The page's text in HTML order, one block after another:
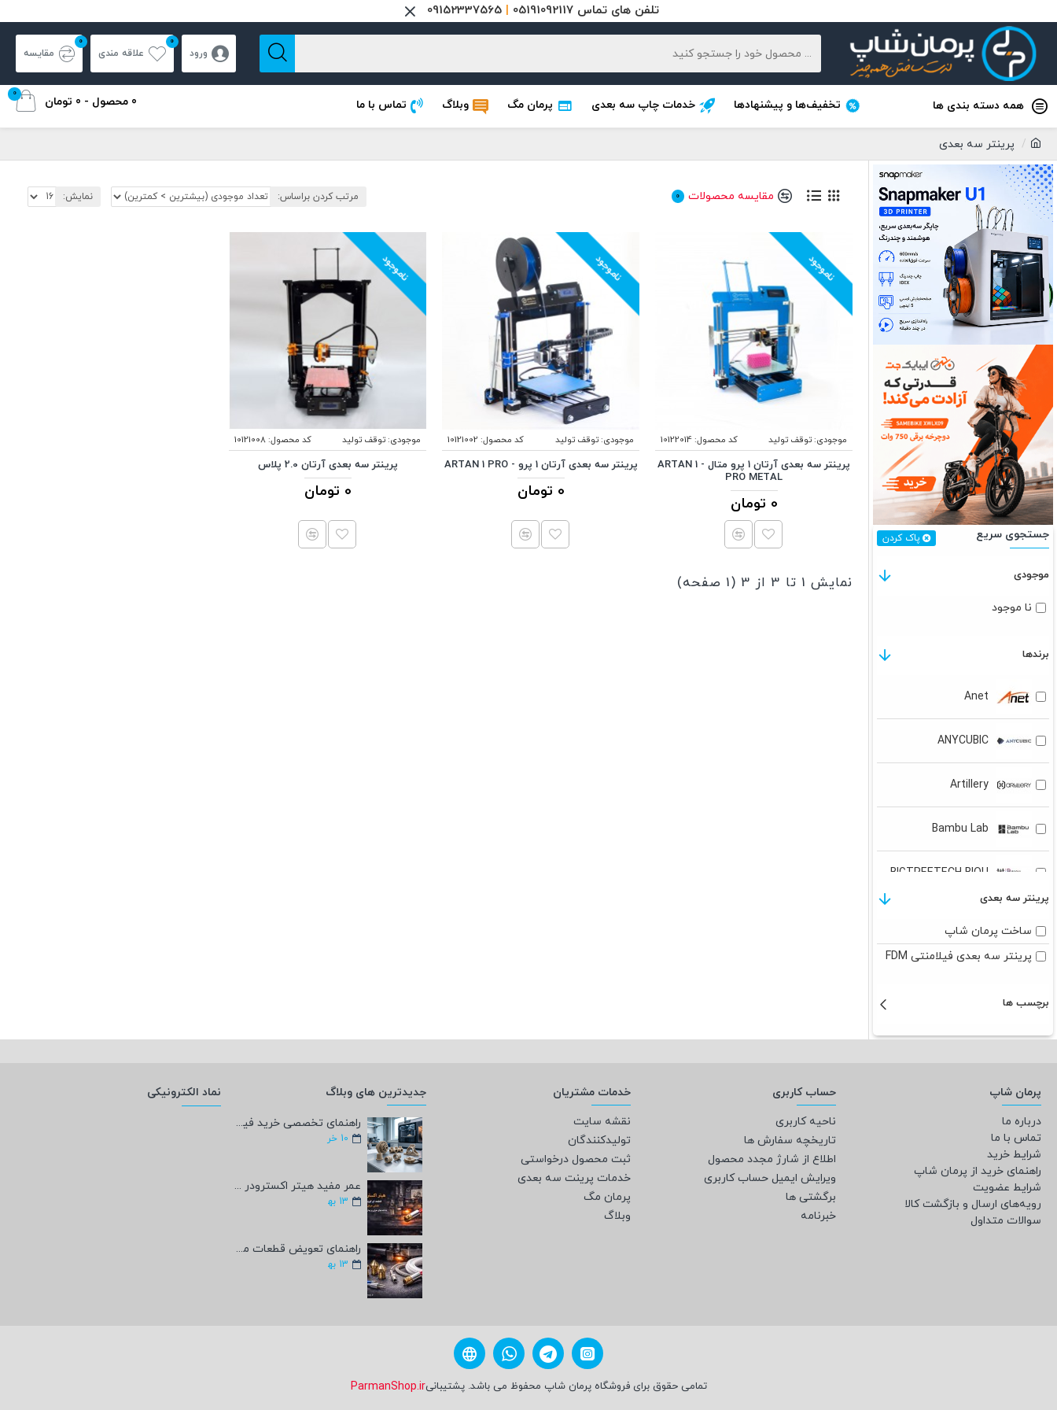
تلفن های تماس 05191092117 09152337565
ورود علاقه مندی
0
مقایسه
0
همه دسته بندی ها تخفیف‌ها و پیشنهادها خدمات چاپ سه بعدی پرمان مگ وبلاگ تماس با ما 0 محصول - 0 تومان
0
پرینتر سه بعدی
جستجوی سریع پاک کردن
برندها
Anet
ANYCUBIC
Artillery
Bambu Lab
BIGTREETECH BIQU
DOWELL 3D
Mosaic
Phrozen
پرینتر سه بعدی
ساخت پرمان شاپ
پرینتر سه بعدی فیلامنتی FDM
برچسب ها
موجودی
نا موجود
مقایسه محصولات 0 مرتب کردن براساس: نمایش:
ناموجود
موجودی:توقف تولید کد محصول:10122014
پرینتر سه بعدی آرتان 1 پرو متال - ARTAN 1
PRO METAL
0 تومان
ناموجود
موجودی:توقف تولید کد محصول: 10121002
پرینتر سه بعدی آرتان 1 پرو - ARTAN 1 PRO
0 تومان
ناموجود
موجودی:توقف تولید کد محصول:10121008
پرینتر سه بعدی آرتان 2.0 پلاس
0 تومان
نمایش 1 تا 3 از 3 (1 صفحه)
پرمان شاپ
درباره ما
تماس با ما
شرایط خرید
راهنمای خرید از پرمان شاپ
شرایط عضویت
رویه‌های ارسال و بازگشت کالا
سوالات متداول
حساب کاربری
ناحیه کاربری
تاریخچه سفارش ها
اطلاع از شارژ مجدد محصول
ویرایش ایمیل حساب کاربری
برگشتی ها
خبرنامه
خدمات مشتریان
نقشه سایت
تولیدکنندگان
ثبت محصول درخواستی
خدمات پرینت سه بعدی
پرمان مگ
وبلاگ
جدیدترین های وبلاگ
راهنمای تخصصی خرید فیلامنت PEEK؛ پادشاه پرینت سه‌بعدی صنعتی و پزشکی + مشخصات فنی
10 خر
عمر مفید هیتر اکسترودر پرینتر سه‌بعدی چقدر است؟
13 به‍
راهنمای تعویض قطعات مصرفی پرینتر سه‌بعدی
13 به‍
نماد الکترونیکی
تمامی حقوق برای فروشگاه پرمان شاپ محفوظ می باشد. پشتیبانیParmanShop.ir